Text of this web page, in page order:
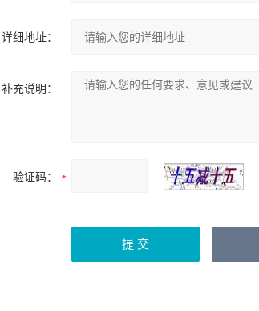
详细地址：
补充说明：
验证码：